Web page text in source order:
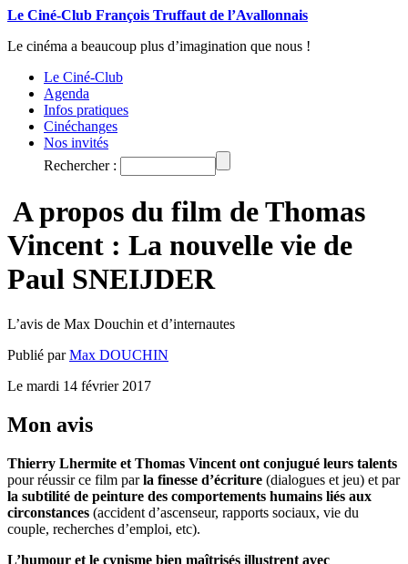
Le Ciné-Club François Truffaut de l’Avallonnais
Le cinéma a beaucoup plus d’imagination que nous !
Le Ciné-Club
Agenda
Infos pratiques
Cinéchanges
Nos invités
Rechercher :
A propos du film de Thomas
Vincent : La nouvelle vie de
Paul SNEIJDER
L’avis de Max Douchin et d’internautes
Publié parMax DOUCHIN
Le mardi 14 février 2017
Mon avis
Thierry Lhermite et Thomas Vincent ont conjugué leurs talents
pour réussir ce film parla finesse d’écriture (dialogues et jeu) et par
la subtilité de peinture des comportements humains liés aux
circonstances (accident d’ascenseur, rapports sociaux, vie du
couple, recherches d’emploi, etc).
L’humour et le cynisme bien maîtrisés illustrent avec